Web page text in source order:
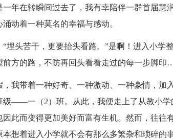
一年在转瞬间过去了，我有幸陪伴一群首届慧
动着一种莫名的幸福与感动。
“埋头苦干，更要抬头看路。”是啊！进入小学
前方的路，不防再回头看看走过的每一步脚
，我带着一种好奇、一种激动、一种豪情，加
级——一（2）班。从此，我便走上了从教小
因此而变得更加美好而富有生机。然而，往往
本想着进入小学就不会有那么多繁杂和琐碎的